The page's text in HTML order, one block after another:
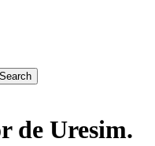
Search
de Uresim.